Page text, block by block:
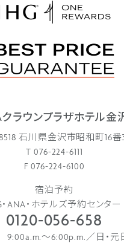
ラウンプラザホテル金
石川県金沢市昭和町16番
T 076-224-6111
F 076-224-6100
宿泊予約
・ANA・ホテルズ予約センター
0120-056-658
9:00a.m.〜6:00p.m.／日・元